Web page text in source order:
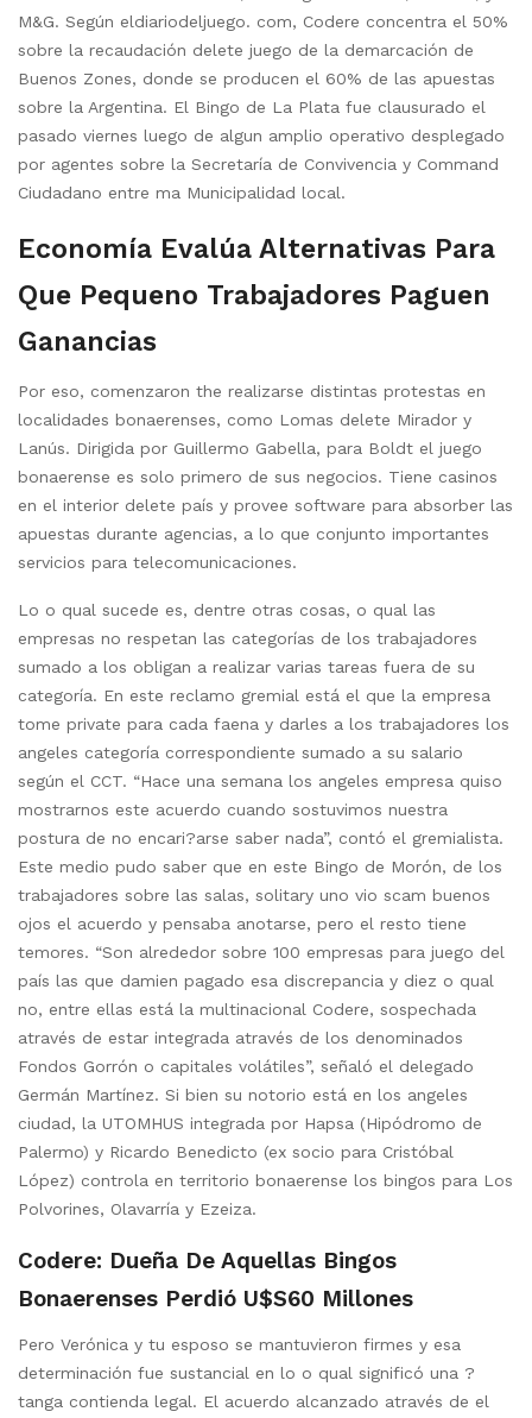
M&G. Según eldiariodeljuego. com, Codere concentra el 50%
sobre la recaudación delete juego de la demarcación de
Buenos Zones, donde se producen el 60% de las apuestas
sobre la Argentina. El Bingo de La Plata fue clausurado el
pasado viernes luego de algun amplio operativo desplegado
por agentes sobre la Secretaría de Convivencia y Command
Ciudadano entre ma Municipalidad local.
Economía Evalúa Alternativas Para
Que Pequeno Trabajadores Paguen
Ganancias
Por eso, comenzaron the realizarse distintas protestas en
localidades bonaerenses, como Lomas delete Mirador y
Lanús. Dirigida por Guillermo Gabella, para Boldt el juego
bonaerense es solo primero de sus negocios. Tiene casinos
en el interior delete país y provee software para absorber las
apuestas durante agencias, a lo que conjunto importantes
servicios para telecomunicaciones.
Lo o qual sucede es, dentre otras cosas, o qual las
empresas no respetan las categorías de los trabajadores
sumado a los obligan a realizar varias tareas fuera de su
categoría. En este reclamo gremial está el que la empresa
tome private para cada faena y darles a los trabajadores los
angeles categoría correspondiente sumado a su salario
según el CCT. “Hace una semana los angeles empresa quiso
mostrarnos este acuerdo cuando sostuvimos nuestra
postura de no encari?arse saber nada”, contó el gremialista.
Este medio pudo saber que en este Bingo de Morón, de los
trabajadores sobre las salas, solitary uno vio scam buenos
ojos el acuerdo y pensaba anotarse, pero el resto tiene
temores. “Son alrededor sobre 100 empresas para juego del
país las que damien pagado esa discrepancia y diez o qual
no, entre ellas está la multinacional Codere, sospechada
através de estar integrada através de los denominados
Fondos Gorrón o capitales volátiles”, señaló el delegado
Germán Martínez. Si bien su notorio está en los angeles
ciudad, la UTOMHUS integrada por Hapsa (Hipódromo de
Palermo) y Ricardo Benedicto (ex socio para Cristóbal
López) controla en territorio bonaerense los bingos para Los
Polvorines, Olavarría y Ezeiza.
Codere: Dueña De Aquellas Bingos
Bonaerenses Perdió U$s60 Millones
Pero Verónica y tu esposo se mantuvieron firmes y esa
determinación fue sustancial en lo o qual significó una ?
tanga contienda legal. El acuerdo alcanzado através de el